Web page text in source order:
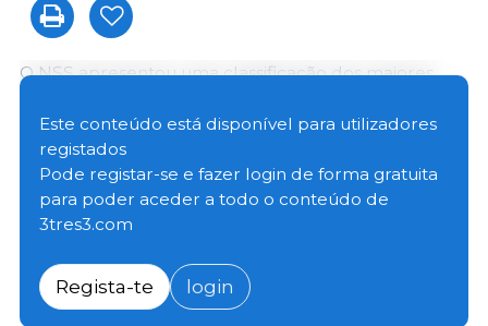
O NSS apresentou uma classificação dos maiores
Russa com base nos resultados de 2024.
De acordo com a classificação, até ao final de 2024, a
Miratorg Agribusiness Holding manteve a sua posição
de liderança com a produção de 868,8 mil toneladas
representou 14,8% da produção total na Federação
Russa.
Este conteúdo está disponível para utilizadores
registados
Pode registar-se e fazer login de forma gratuita
para poder aceder a todo o conteúdo de
3tres3.com
Regista-te login